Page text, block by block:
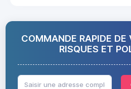
COMMANDE RAPIDE DE
RISQUES ET